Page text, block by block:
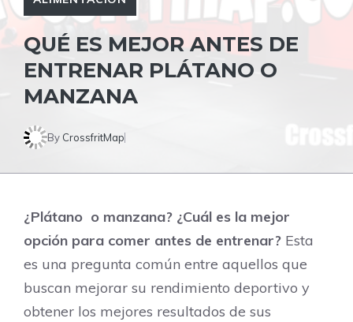
QUÉ ES MEJOR ANTES DE
ENTRENAR PLÁTANO O
MANZANA
By CrossfritMap
¿Plátano o manzana? ¿Cuál es la mejor
opción para comer antes de entrenar? Esta
es una pregunta común entre aquellos que
buscan mejorar su rendimiento deportivo y
obtener los mejores resultados de sus